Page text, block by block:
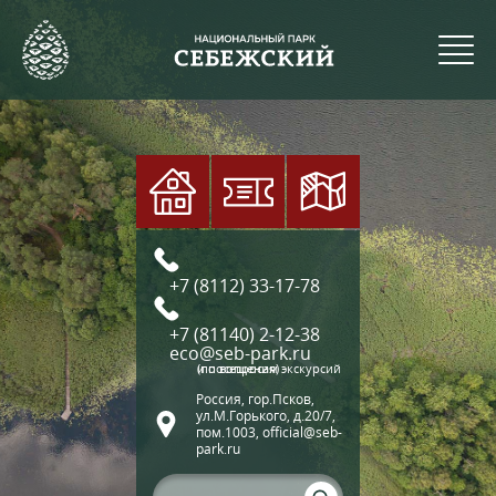
+7 (8112) 33-17-78
+7 (81140) 2-12-38
eco@seb-park.ru
(по вопросам экскурсий и посещения)
Россия, гор.Псков,
ул.М.Горького, д.20/7,
пом.1003, official@seb-
park.ru